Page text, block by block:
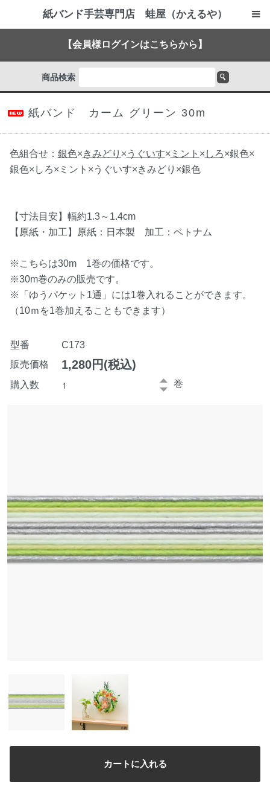
紙バンド手芸専門店 蛙屋（かえるや）
【会員様ログインはこちらから】
商品検索
紙バンド カーム グリーン 30m
色組合せ： 銀色×きみどり × うぐいす× ミント × しろ×銀色×
銀色×しろ×ミント×うぐいす×きみどり×銀色
【寸法目安】幅約1.3～1.4cm
【原紙・加工】原紙：日本製 加工：ベトナム
※こちらは30m 1巻の価格です。
※30m巻のみの販売です。
※「ゆうパケット1通」には1巻入れることができます。
（10ｍを1巻加えることもできます）
型番
C173
販売価格
1,280円(税込)
購入数 巻